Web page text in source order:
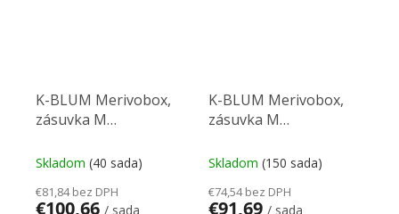
K-BLUM Merivobox,
zásuvka M
tmavosivá OG, Inserta,
Skladom (40 sada)
€81,84 bez DPH
€100,66 / sada
K-BLUM Merivobox,
zásuvka M
tmavosivá OG, Inserta,
Skladom (150 sada)
€74,54 bez DPH
€91,69 / sada